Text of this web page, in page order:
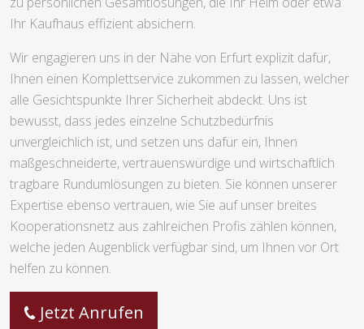
Ihr Kaufhaus effizient absichern.
Wir engagieren uns in der Nähe von Erfurt explizit dafür,
Ihnen einen Komplettservice zukommen zu lassen, welcher
alle Gesichtspunkte Ihrer Sicherheit abdeckt. Uns ist
bewusst, dass jedes einzelne Schutzbedürfnis
unvergleichlich ist, und setzen uns dafür ein, Ihnen
maßgeschneiderte, vertrauenswürdige und wirtschaftlich
tragbare Rundumlösungen zu bieten. Sie können unserer
Expertise ebenso vertrauen, wie Sie auf unser breites
Kooperationsnetz aus zahlreichen Profis zählen können,
welche jeden Augenblick verfügbar sind, um Ihnen vor Ort
helfen zu können.
Jetzt Anrufen